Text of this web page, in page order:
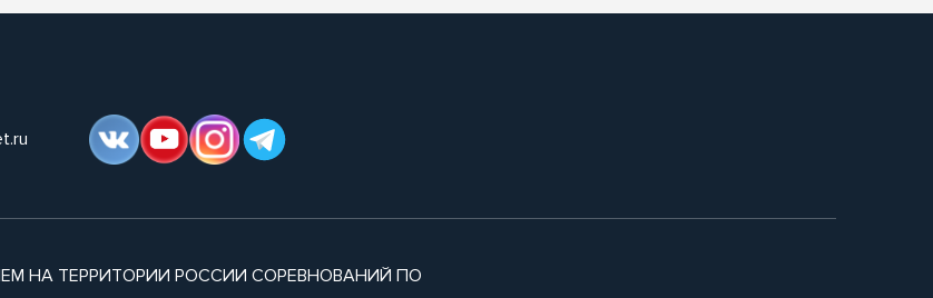
НА ТЕРРИТОРИИ РОССИИ СОРЕВНОВАНИЙ ПО